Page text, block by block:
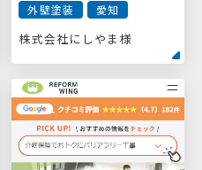
外壁塗装 愛知
株式会社にしやま様